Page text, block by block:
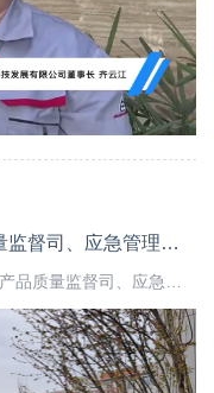
快讯|国家市场监督管理总局产品质量监督司、应急管理部消防产品合格评定中心、山东省产品质量检验研究院和济南高新区政府领导莅临本安科技视察并指导工作。